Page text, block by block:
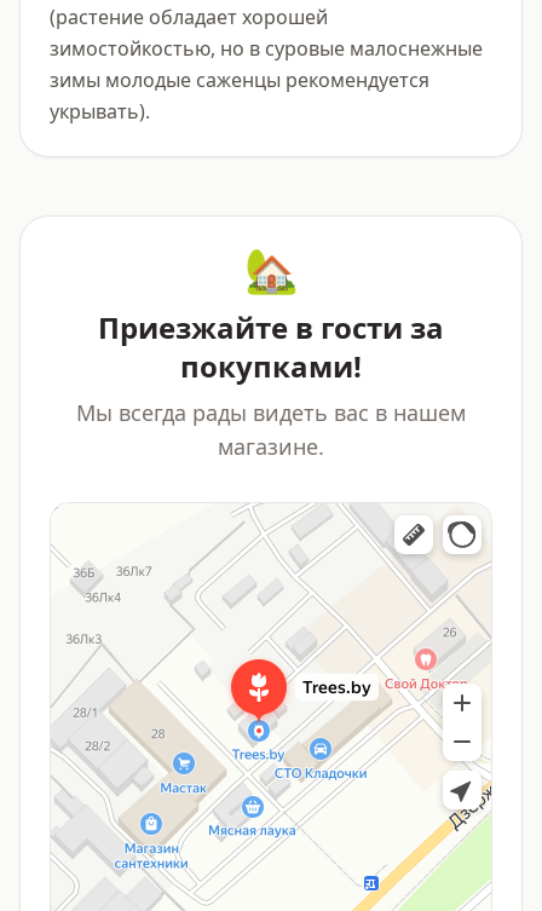
(растение обладает хорошей
зимостойкостью, но в суровые малоснежные
зимы молодые саженцы рекомендуется
укрывать).
🏡
Приезжайте в гости за
покупками!
Мы всегда рады видеть вас в нашем
магазине.